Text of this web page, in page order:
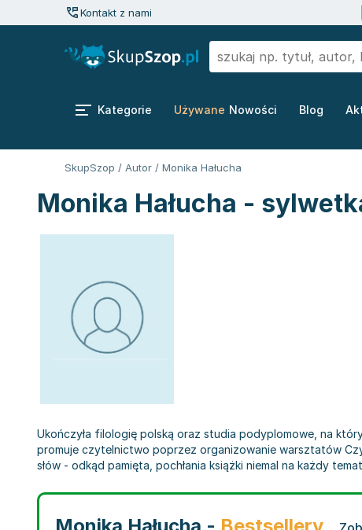
Kontakt z nami
Kategorie Używane Nowości Blog
SkupSzop / Autor / Monika Hałucha
Monika Hałucha -
Ukończyła filologię polską oraz studia podyplomowe, na
promuje czytelnictwo poprzez organizowanie warsztatów
słów - odkąd pamięta, pochłania książki niemal na każdy